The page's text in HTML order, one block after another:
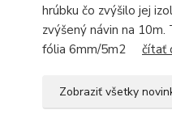
hrúbku čo zvýšilo jej
zvýšený návin na
fólia 6mm/5m2 čítať
Zobraziť všetky